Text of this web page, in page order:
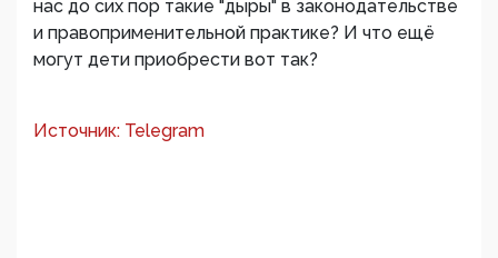
нас до сих пор такие "дыры" в законодательстве
и правоприменительной практике? И что ещё
могут дети приобрести вот так?
Источник: Telegram